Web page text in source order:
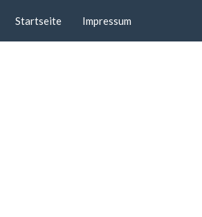
Startseite Impressum